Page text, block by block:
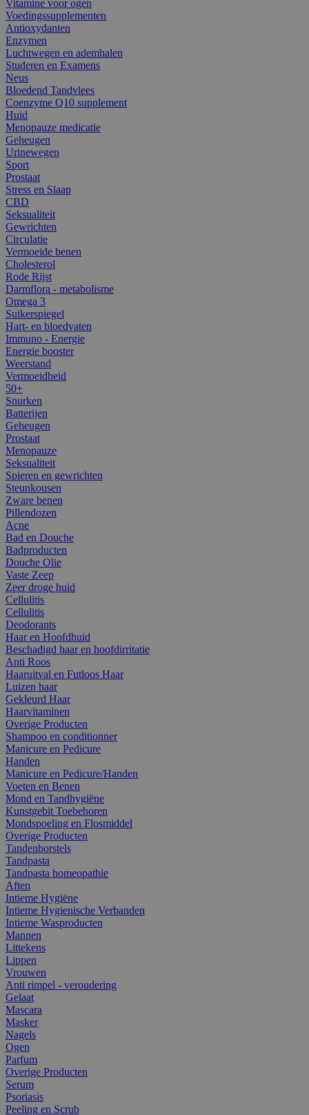
Vitamine voor ogen
Voedingssupplementen
Antioxydanten
Enzymen
Luchtwegen en ademhalen
Studeren en Examens
Neus
Bloedend Tandvlees
Coenzyme Q10 supplement
Huid
Menopauze medicatie
Geheugen
Urinewegen
Sport
Prostaat
Stress en Slaap
CBD
Seksualiteit
Gewrichten
Circulatie
Vermoeide benen
Cholesterol
Rode Rijst
Darmflora - metabolisme
Omega 3
Suikerspiegel
Hart- en bloedvaten
Immuno - Energie
Energie booster
Weerstand
Vermoeidheid
50+
Snurken
Batterijen
Geheugen
Prostaat
Menopauze
Seksualiteit
Spieren en gewrichten
Steunkousen
Zware benen
Pillendozen
Acne
Bad en Douche
Badproducten
Douche Olie
Vaste Zeep
Zeer droge huid
Cellulitis
Cellulitis
Deodorants
Haar en Hoofdhuid
Beschadigd haar en hoofdirritatie
Anti Roos
Haaruitval en Futloos Haar
Luizen haar
Gekleurd Haar
Haarvitaminen
Overige Producten
Shampoo en conditionner
Manicure en Pedicure
Handen
Manicure en Pedicure/Handen
Voeten en Benen
Mond en Tandhygiëne
Kunstgebit Toebehoren
Mondspoeling en Flosmiddel
Overige Producten
Tandenborstels
Tandpasta
Tandpasta homeopathie
Aften
Intieme Hygiëne
Intieme Hygienische Verbanden
Intieme Wasproducten
Mannen
Littekens
Lippen
Vrouwen
Anti rimpel - veroudering
Gelaat
Mascara
Masker
Nagels
Ogen
Parfum
Overige Producten
Serum
Psoriasis
Peeling en Scrub